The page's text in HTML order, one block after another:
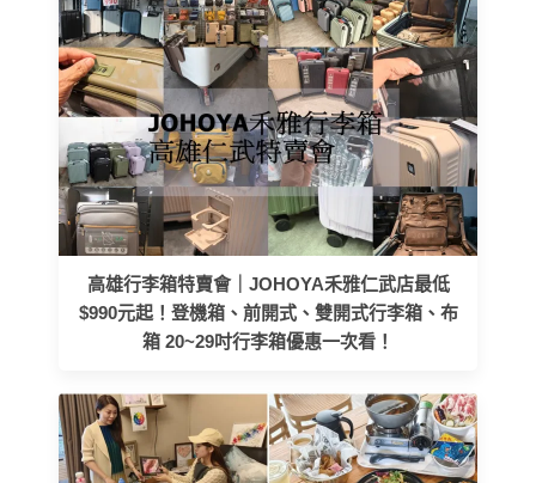
高雄行李箱特賣會｜JOHOYA禾雅仁武店最低
$990元起！登機箱、前開式、雙開式行李箱、布
箱 20~29吋行李箱優惠一次看！